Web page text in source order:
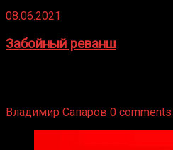
08.06.2021
Забойный реванш
Владимир Сапаров 0 comments